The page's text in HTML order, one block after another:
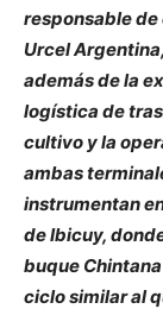
responsable
Urcel
además de la
logística de
cultivo y la
ambas
instrumentan
de Ibicuy,
buque
ciclo similar al